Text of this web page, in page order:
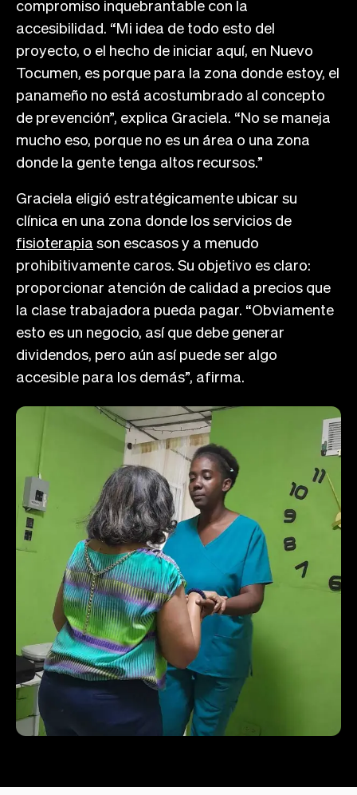
compromiso inquebrantable con la
accesibilidad. “Mi idea de todo esto del
proyecto, o el hecho de iniciar aquí, en Nuevo
Tocumen, es porque para la zona donde estoy, el
panameño no está acostumbrado al concepto
de prevención”, explica Graciela. “No se maneja
mucho eso, porque no es un área o una zona
donde la gente tenga altos recursos.”
Graciela eligió estratégicamente ubicar su
clínica en una zona donde los servicios de
fisioterapia son escasos y a menudo
prohibitivamente caros. Su objetivo es claro:
proporcionar atención de calidad a precios que
la clase trabajadora pueda pagar. “Obviamente
esto es un negocio, así que debe generar
dividendos, pero aún así puede ser algo
accesible para los demás”, afirma.